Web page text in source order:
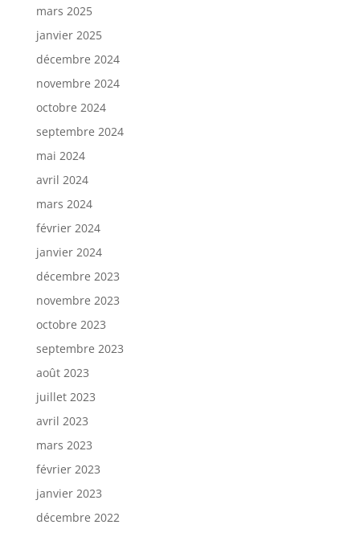
mars 2025
janvier 2025
décembre 2024
novembre 2024
octobre 2024
septembre 2024
mai 2024
avril 2024
mars 2024
février 2024
janvier 2024
décembre 2023
novembre 2023
octobre 2023
septembre 2023
août 2023
juillet 2023
avril 2023
mars 2023
février 2023
janvier 2023
décembre 2022